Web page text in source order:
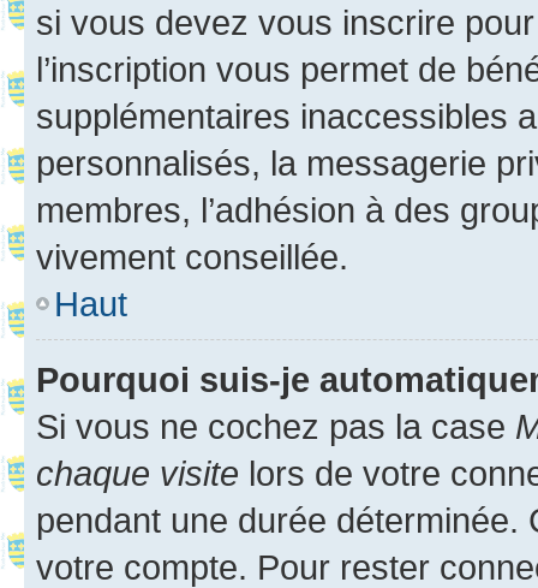
si vous devez vous inscrire
l’inscription vous permet de
supplémentaires inaccessibles
personnalisés, la messagerie
membres, l’adhésion à des
vivement conseillée.
Haut
Pourquoi suis-je
Si vous ne cochez pas la case
chaque visite lors de votre
pendant une durée déterminée.
votre compte. Pour rester